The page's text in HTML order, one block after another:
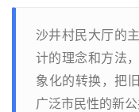
沙井村民大厅的
计的理念和方法
象化的转换，把
广泛市民性的新公